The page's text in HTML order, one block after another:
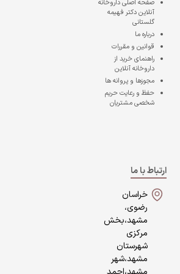
صفحه اصلیداروخانه
آنلاین دکتر فهیمه
گلستانی
درباره ما
قوانین و مقررات
راهنمای خرید از
داروخانه آنلاین
مجوزها و پروانه ها
حفظ و رعایت حریم
شخصی مشتریان
ارتباط با ما
خراسان
رضوی،
مشهد،بخش
مرکزی
شهرستان
مشهد،شهر